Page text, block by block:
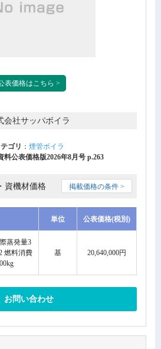
表価格はこちら >
会社サッパボイラ
ゴリ ： 煙管ボイラ
料公表価格版2026年8月号 p.263
資機材価格 掲載価格の条件 >
単位 公表価格(税別)
蒸発量3
燃料消費
基 20,640,000円
お問い合わせ